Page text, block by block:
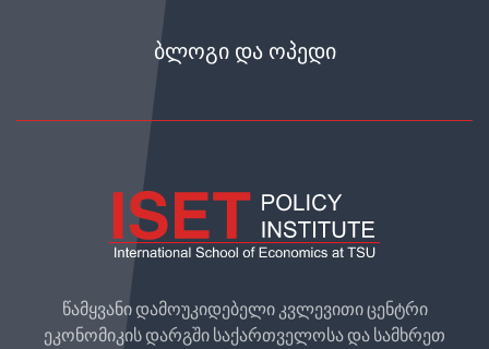
ᲑᲚᲝᲒᲘ ᲓᲐ ᲝᲞᲔᲓᲘ
წამყვანი დამოუკიდებელი კვლევითი ცენტრი
ეკონომიკის დარგში საქართველოსა და სამხრეთ